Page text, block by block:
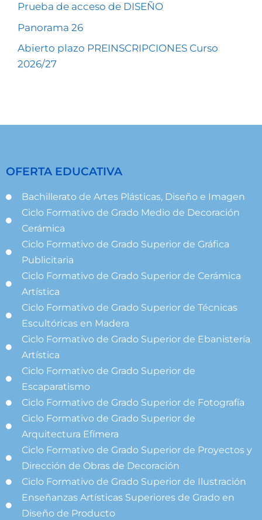
Prueba de acceso de DISEÑO
Panorama 26
Abierto plazo PREINSCRIPCIONES Curso
2026/27
OFERTA EDUCATIVA
Bachillerato de Artes Plásticas, Diseño e Imagen
Ciclo Formativo de Grado Medio de Decoración
Cerámica
Ciclo Formativo de Grado Superior de Gráfica
Publicitaria
Ciclo Formativo de Grado Superior de Cerámica
Artística
Ciclo Formativo de Grado Superior de Técnicas
Escultóricas en Madera
Ciclo Formativo de Grado Superior de Ebanistería
Artística
Ciclo Formativo de Grado Superior de
Escaparatismo
Ciclo Formativo de Grado Superior de Fotografía
Ciclo Formativo de Grado Superior de
Arquitectura Efímera
Ciclo Formativo de Grado Superior de Proyectos y
Dirección de Obras de Decoración
Ciclo Formativo de Grado Superior de Ilustración
Enseñanzas Artísticas Superiores de Grado en
Diseño de Producto